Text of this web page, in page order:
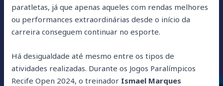
paratletas, já que apenas aqueles com rendas melhores
ou performances extraordinárias desde o início da
carreira conseguem continuar no esporte.
Há desigualdade até mesmo entre os tipos de
atividades realizadas. Durante os Jogos Paralímpicos
Recife Open 2024, o treinador Ismael Marques